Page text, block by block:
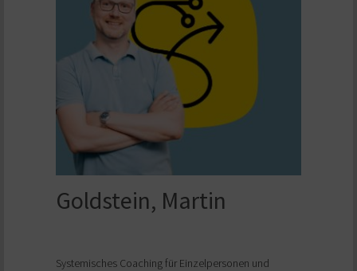
Goldstein, Martin
Systemisches Coaching für Einzelpersonen und